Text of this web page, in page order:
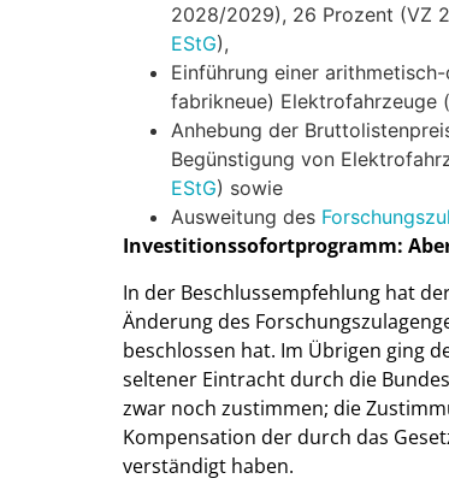
2028/2029), 26 Prozent (VZ
EStG),
Einführung einer
fabrikneue) Elektrofahrzeuge
Anhebung der
Begünstigung von
EStG) sowie
Ausweitung des
Investitionssofortprogramm:
In der Beschlussempfehlung hat
Änderung des
beschlossen hat. Im Übrigen ging
seltener Eintracht durch die
zwar noch zustimmen; die
Kompensation der durch das
verständigt haben.